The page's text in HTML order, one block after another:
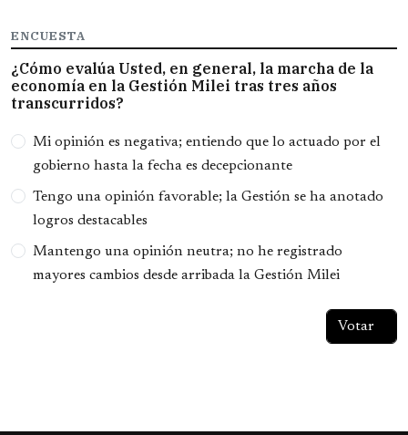
ENCUESTA
¿Cómo evalúa Usted, en general, la marcha de la
economía en la Gestión Milei tras tres años
transcurridos?
Opciones
Mi opinión es negativa; entiendo que lo actuado por el
gobierno hasta la fecha es decepcionante
Tengo una opinión favorable; la Gestión se ha anotado
logros destacables
Mantengo una opinión neutra; no he registrado
mayores cambios desde arribada la Gestión Milei